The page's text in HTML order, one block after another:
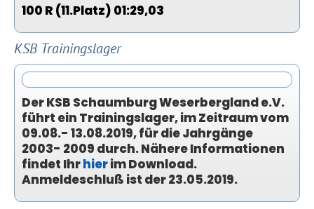
100 R (11.Platz) 01:29,03
KSB Trainingslager
Der KSB Schaumburg Weserbergland e.V.
führt ein Trainingslager, im Zeitraum vom
09.08.- 13.08.2019, für die Jahrgänge
2003- 2009 durch. Nähere Informationen
findet Ihrhierim Download.
Anmeldeschluß ist der 23.05.2019.